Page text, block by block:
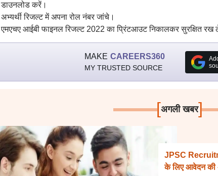
डाउनलोड करें।
अभ्यर्थी रिजल्ट में अपना रोल नंबर जांचे।
एमएचए आईबी फाइनल रिजल्ट 2022 का प्रिंटआउट निकालकर सुरक्षित रख
MAKE CAREERS360
MY TRUSTED SOURCE
[अगली खबर]
JPSC
के लिए आवेदन की